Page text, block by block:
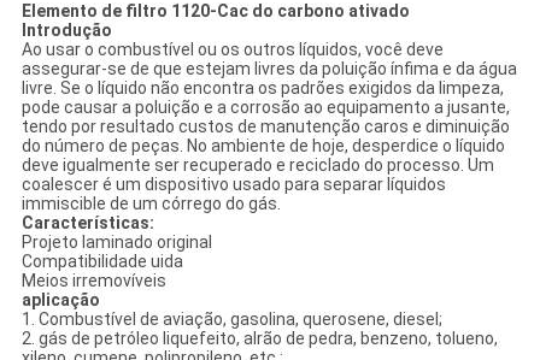
Elemento de filtro 1120-Cac do carbono ativado
Introdução
Ao usar o combustível ou os outros líquidos, você deve
assegurar-se de que estejam livres da poluição ínfima e da água
livre. Se o líquido não encontra os padrões exigidos da limpeza,
pode causar a poluição e a corrosão ao equipamento a jusante,
tendo por resultado custos de manutenção caros e diminuição
do número de peças. No ambiente de hoje, desperdice o líquido
deve igualmente ser recuperado e reciclado do processo. Um
coalescer é um dispositivo usado para separar líquidos
immiscible de um córrego do gás.
Características:
Projeto laminado original
Compatibilidade uida
Meios irremovíveis
aplicação
1. Combustível de aviação, gasolina, querosene, diesel;
2. gás de petróleo liquefeito, alrão de pedra, benzeno, tolueno,